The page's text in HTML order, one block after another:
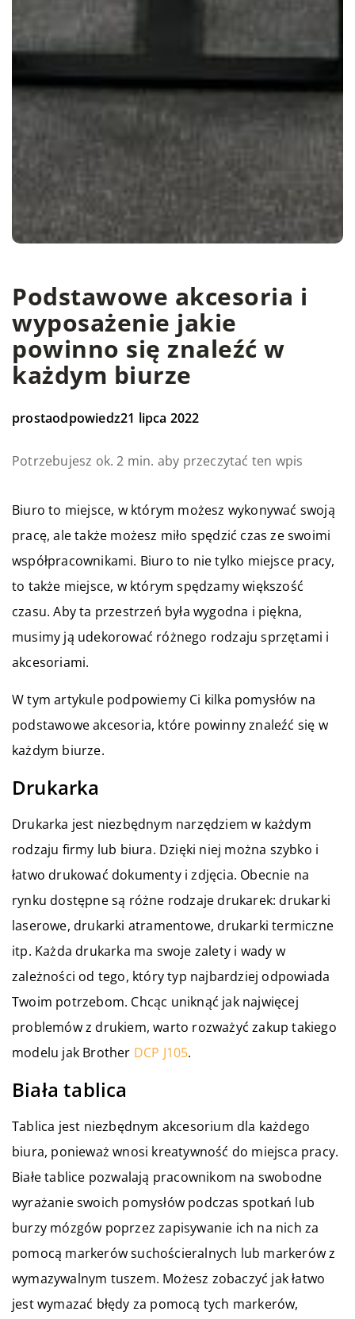
Podstawowe akcesoria i
wyposażenie jakie
powinno się znaleźć w
każdym biurze
prostaodpowiedz21 lipca 2022
Potrzebujesz ok. 2 min. aby przeczytać ten wpis
Biuro to miejsce, w którym możesz wykonywać swoją
pracę, ale także możesz miło spędzić czas ze swoimi
współpracownikami. Biuro to nie tylko miejsce pracy,
to także miejsce, w którym spędzamy większość
czasu. Aby ta przestrzeń była wygodna i piękna,
musimy ją udekorować różnego rodzaju sprzętami i
akcesoriami.
W tym artykule podpowiemy Ci kilka pomysłów na
podstawowe akcesoria, które powinny znaleźć się w
każdym biurze.
Drukarka
Drukarka jest niezbędnym narzędziem w każdym
rodzaju firmy lub biura. Dzięki niej można szybko i
łatwo drukować dokumenty i zdjęcia. Obecnie na
rynku dostępne są różne rodzaje drukarek: drukarki
laserowe, drukarki atramentowe, drukarki termiczne
itp. Każda drukarka ma swoje zalety i wady w
zależności od tego, który typ najbardziej odpowiada
Twoim potrzebom. Chcąc uniknąć jak najwięcej
problemów z drukiem, warto rozważyć zakup takiego
modelu jak Brother DCP J105.
Biała tablica
Tablica jest niezbędnym akcesorium dla każdego
biura, ponieważ wnosi kreatywność do miejsca pracy.
Białe tablice pozwalają pracownikom na swobodne
wyrażanie swoich pomysłów podczas spotkań lub
burzy mózgów poprzez zapisywanie ich na nich za
pomocą markerów suchościeralnych lub markerów z
wymazywalnym tuszem. Możesz zobaczyć jak łatwo
jest wymazać błędy za pomocą tych markerów,